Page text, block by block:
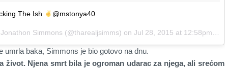
The Ish @mstonya40
Simmons (@tharealjsimms) on Jul 28, 2015 at 12:58pm PDT
umrla baka, Simmons je bio gotovo na dnu.
život. Njena smrt bila je ogroman udarac za njega, ali srećom